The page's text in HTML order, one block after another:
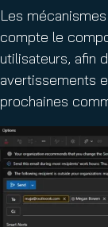
Les
compte le
utilisateurs, afin
avertissements
prochaines